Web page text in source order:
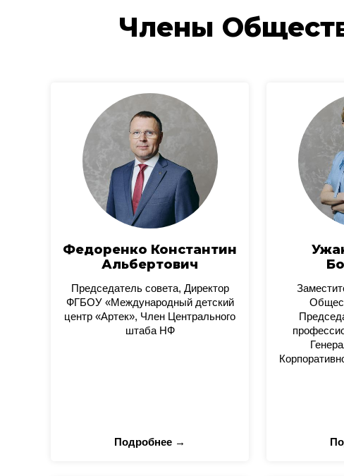
Члены
Федоренко Константин
Альбертович
Председатель совета, Директор
ФГБОУ «Международный детский
центр «Артек», Член Центрального
штаба НФ
Подробнее →